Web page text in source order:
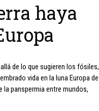
haya
de lo que sugieren los fósiles,
vida en la luna Europa de
la panspermia entre mundos,